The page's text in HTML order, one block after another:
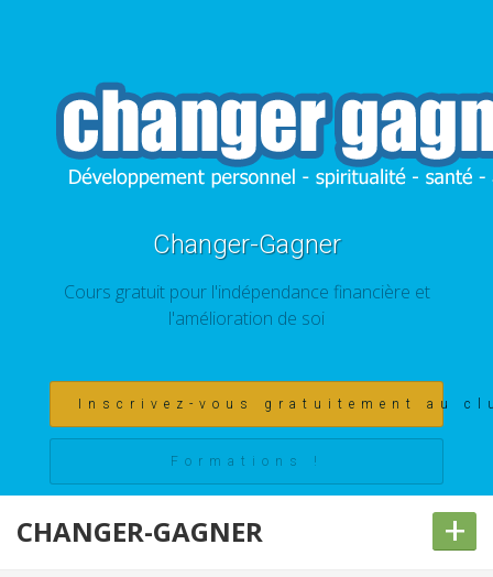
Changer-Gagner
Cours gratuit pour l'indépendance financière et
l'amélioration de soi
Inscrivez-vous gratuitement au
Formations !
CHANGER-GAGNER +